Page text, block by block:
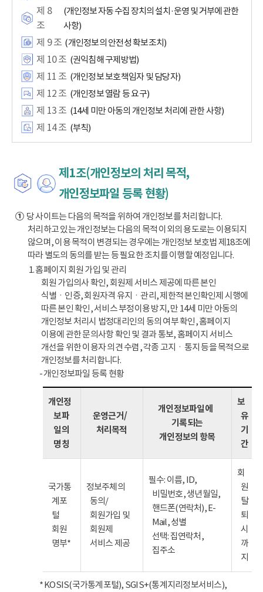
제 8
조
(개인정보 자동 수집 장치의 설치·운영 및 거부에 관한
사항)
제 9 조 (개인정보의 안전성 확보조치)
제 10 조 (권익침해 구제방법)
제 11 조 (개인정보 보호책임자 및 담당자)
제 12 조 (개인정보 열람 등 요구)
제 13 조 (14세 미만 아동의 개인정보 처리에 관한 사항)
제 14 조 (부칙)
제1조(개인정보의 처리 목적,
개인정보파일 등록 현황)
①당 사이트는 다음의 목적을 위하여 개인정보를 처리합니다.
처리하고 있는 개인정보는 다음의 목적 이외의 용도로는 이용되지
않으며, 이용 목적이 변경되는 경우에는 개인정보 보호법 제18조에
따라 별도의 동의를 받는 등 필요한 조치를 이행할 예정입니다.
1. 홈페이지 회원 가입 및 관리
회원 가입의사 확인, 회원제 서비스 제공에 따른 본인
식별ㆍ인증, 회원자격 유지ㆍ관리, 제한적 본인확인제 시행에
따른 본인 확인, 서비스 부정이용 방지, 만 14세 미만 아동의
개인정보 처리시 법정대리인의 동의 여부 확인, 홈페이지
이용에 관한 문의사항 확인 및 결과 통보, 홈페이지 서비스
개선을 위한 이용자 의견 수렴, 각종 고지ㆍ통지 등을 목적으로
개인정보를 처리합니다.
- 개인정보파일 등록 현황
개인정
보파
일의
명칭
운영근거/
처리목적
개인정보파일에
기록되는
개인정보의 항목
보
유
기
간
국가통
계포
털
회원
명부*
정보주체의
동의/
회원가입 및
회원제
서비스 제공
필수: 이름, ID,
비밀번호, 생년월일,
핸드폰(연락처), E-
Mail, 성별
선택: 집연락처,
집주소
회
원
탈
퇴
시
까
지
* KOSIS(국가통계포털), SGIS+(통계지리정보서비스),